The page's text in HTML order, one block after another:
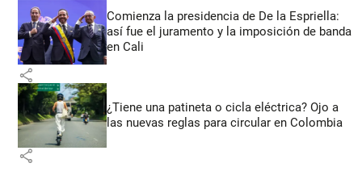
Comienza la presidencia de De la Espriella:
así fue el juramento y la imposición de banda
en Cali
share
¿Tiene una patineta o cicla eléctrica? Ojo a
las nuevas reglas para circular en Colombia
share